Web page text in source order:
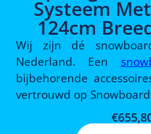
Systeem
124cm
Wij zijn dé
Nederland. Een
bijbehorende
vertrouwd op
€